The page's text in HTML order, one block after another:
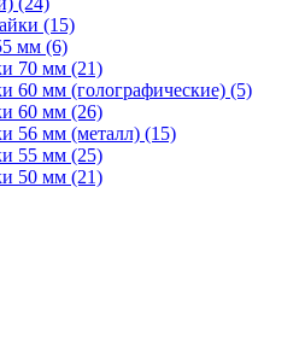
(15)
мм (6)
70 мм (21)
60 мм (голографические) (5)
60 мм (26)
56 мм (металл) (15)
55 мм (25)
50 мм (21)